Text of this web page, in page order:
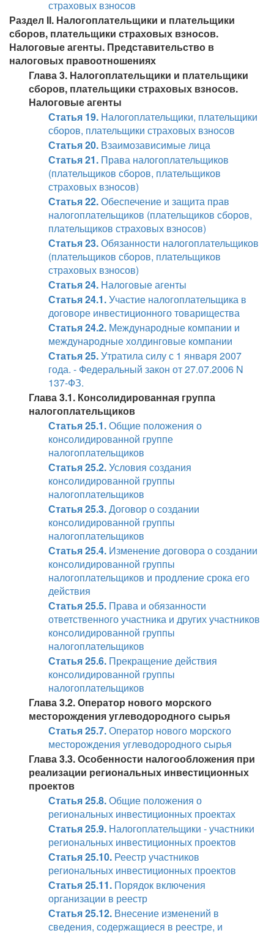
страховых взносов
Раздел II. Налогоплательщики и плательщики
сборов, плательщики страховых взносов.
Налоговые агенты. Представительство в
налоговых правоотношениях
Глава 3. Налогоплательщики и плательщики
сборов, плательщики страховых взносов.
Налоговые агенты
Статья 19. Налогоплательщики, плательщики
сборов, плательщики страховых взносов
Статья 20. Взаимозависимые лица
Статья 21. Права налогоплательщиков
(плательщиков сборов, плательщиков
страховых взносов)
Статья 22.Обеспечение и защита прав
налогоплательщиков (плательщиков сборов,
плательщиков страховых взносов)
Статья 23.Обязанности налогоплательщиков
(плательщиков сборов, плательщиков
страховых взносов)
Статья 24. Налоговые агенты
Статья 24.1.Участие налогоплательщика в
договоре инвестиционного товарищества
Статья 24.2. Международные компании и
международные холдинговые компании
Статья 25.Утратила силу с 1 января 2007
года. - Федеральный закон от 27.07.2006 N
137-ФЗ.
Глава 3.1. Консолидированная группа
налогоплательщиков
Статья 25.1.Общие положения о
консолидированной группе
налогоплательщиков
Статья 25.2.Условия создания
консолидированной группы
налогоплательщиков
Статья 25.3.Договор о создании
консолидированной группы
налогоплательщиков
Статья 25.4. Изменение договора о создании
консолидированной группы
налогоплательщиков и продление срока его
действия
Статья 25.5. Права и обязанности
ответственного участника и других участников
консолидированной группы
налогоплательщиков
Статья 25.6. Прекращение действия
консолидированной группы
налогоплательщиков
Глава 3.2. Оператор нового морского
месторождения углеводородного сырья
Статья 25.7.Оператор нового морского
месторождения углеводородного сырья
Глава 3.3. Особенности налогообложения при
реализации региональных инвестиционных
проектов
Статья 25.8.Общие положения о
региональных инвестиционных проектах
Статья 25.9. Налогоплательщики - участники
региональных инвестиционных проектов
Статья 25.10. Реестр участников
региональных инвестиционных проектов
Статья 25.11. Порядок включения
организации в реестр
Статья 25.12. Внесение изменений в
сведения, содержащиеся в реестре, и